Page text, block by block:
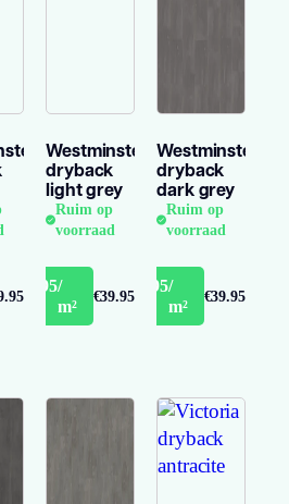
Westminster
dryback
light grey
Ruim op
voorraad
€35.95/
m²
€39.95
Westminster
dryback
dark grey
Ruim op
voorraad
€35.95/
m²
€39.95